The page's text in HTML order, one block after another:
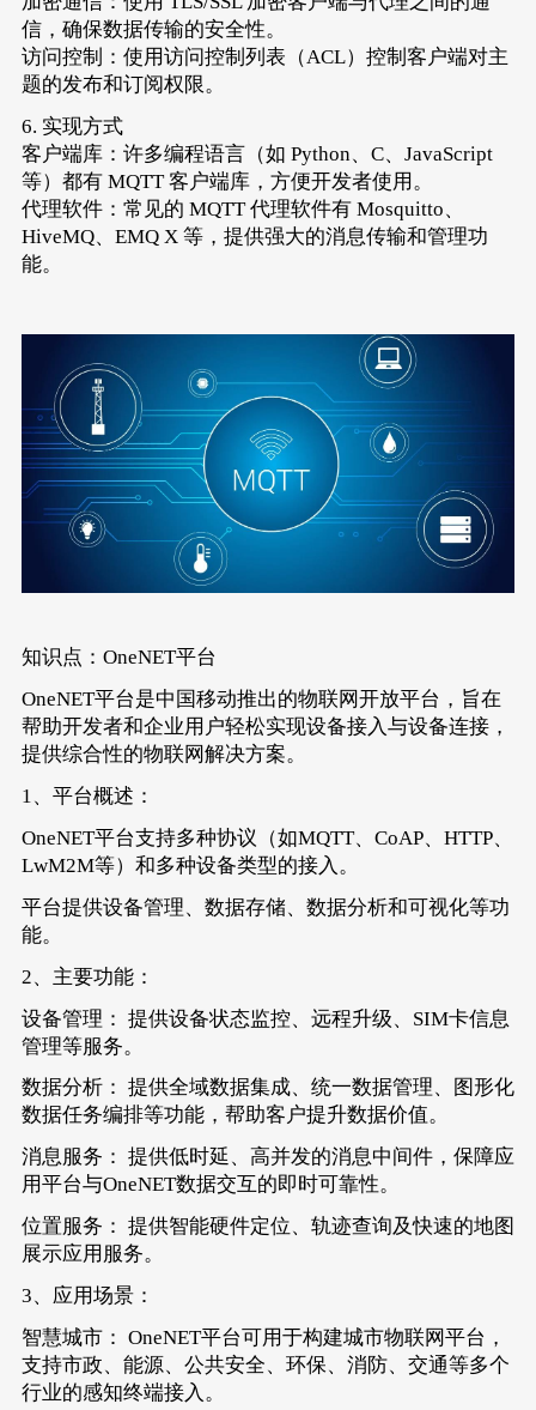
信，确保数据传输的安全性。
访问控制：使用访问控制列表（ACL）控制客户端对主
题的发布和订阅权限。
6. 实现方式
客户端库：许多编程语言（如 Python、C、JavaScript
等）都有 MQTT 客户端库，方便开发者使用。
代理软件：常见的 MQTT 代理软件有 Mosquitto、
HiveMQ、EMQ X 等，提供强大的消息传输和管理功
能。
知识点：OneNET平台
OneNET平台是中国移动推出的物联网开放平台，旨在
帮助开发者和企业用户轻松实现设备接入与设备连接，
提供综合性的物联网解决方案。
1、平台概述：
OneNET平台支持多种协议（如MQTT、CoAP、HTTP、
LwM2M等）和多种设备类型的接入。
平台提供设备管理、数据存储、数据分析和可视化等功
能。
2、主要功能：
设备管理： 提供设备状态监控、远程升级、SIM卡信息
管理等服务。
数据分析： 提供全域数据集成、统一数据管理、图形化
数据任务编排等功能，帮助客户提升数据价值。
消息服务： 提供低时延、高并发的消息中间件，保障应
用平台与OneNET数据交互的即时可靠性。
位置服务： 提供智能硬件定位、轨迹查询及快速的地图
展示应用服务。
3、应用场景：
智慧城市： OneNET平台可用于构建城市物联网平台，
支持市政、能源、公共安全、环保、消防、交通等多个
行业的感知终端接入。